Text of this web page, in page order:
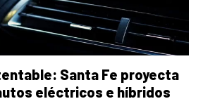
Santa Fe proyecta
eléctricos e híbridos